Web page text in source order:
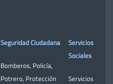
Seguridad Ciudadana
Bomberos, Policía,
Potrero, Protección
Servicios
Sociales
Servicios